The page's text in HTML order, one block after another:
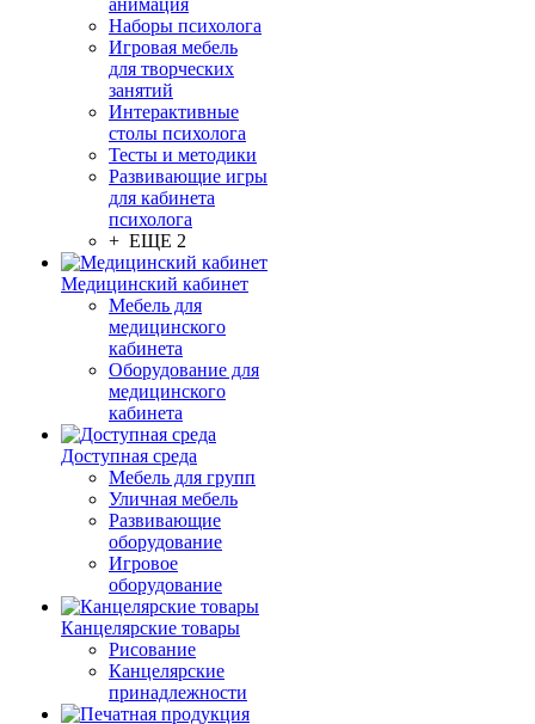
анимация
Наборы психолога
Игровая мебель
для творческих
занятий
Интерактивные
столы психолога
Тесты и методики
Развивающие игры
для кабинета
психолога
+ ЕЩЕ 2
Медицинский кабинет
Мебель для
медицинского
кабинета
Оборудование для
медицинского
кабинета
Доступная среда
Мебель для групп
Уличная мебель
Развивающие
оборудование
Игровое
оборудование
Канцелярские товары
Рисование
Канцелярские
принадлежности